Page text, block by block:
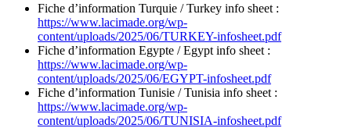
Fiche d’information Turquie / Turkey info sheet :
https://www.lacimade.org/wp-
content/uploads/2025/06/TURKEY-infosheet.pdf
Fiche d’information Egypte / Egypt info sheet :
https://www.lacimade.org/wp-
content/uploads/2025/06/EGYPT-infosheet.pdf
Fiche d’information Tunisie / Tunisia info sheet :
https://www.lacimade.org/wp-
content/uploads/2025/06/TUNISIA-infosheet.pdf